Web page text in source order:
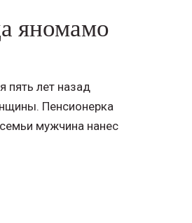
яномамо
лет назад
Пенсионерка
мужчина нанес